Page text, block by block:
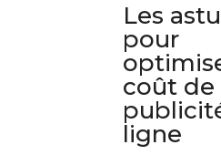
Les
pour
coût de
ligne